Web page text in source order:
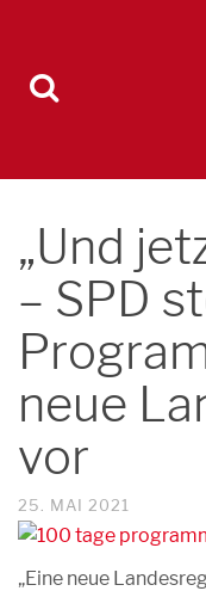
„Und
– SPD
neue
vor
25. MAI 2021
„Eine neue